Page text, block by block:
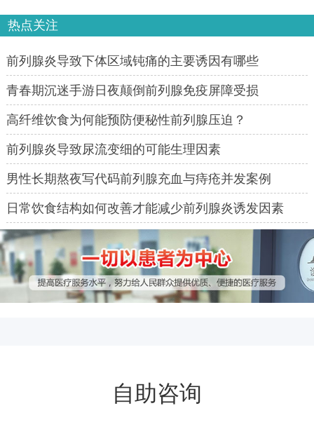
热点关注
前列腺炎导致下体区域钝痛的主要诱因有哪些
青春期沉迷手游日夜颠倒前列腺免疫屏障受损
高纤维饮食为何能预防便秘性前列腺压迫？
前列腺炎导致尿流变细的可能生理因素
男性长期熬夜写代码前列腺充血与痔疮并发案例
日常饮食结构如何改善才能减少前列腺炎诱发因素
自助咨询